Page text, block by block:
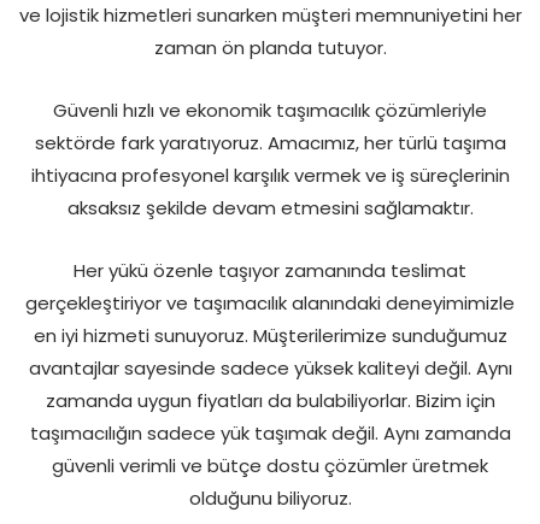
ve lojistik hizmetleri sunarken müşteri memnuniyetini her
zaman ön planda tutuyor.
Güvenli hızlı ve ekonomik taşımacılık çözümleriyle
sektörde fark yaratıyoruz. Amacımız, her türlü taşıma
ihtiyacına profesyonel karşılık vermek ve iş süreçlerinin
aksaksız şekilde devam etmesini sağlamaktır.
Her yükü özenle taşıyor zamanında teslimat
gerçekleştiriyor ve taşımacılık alanındaki deneyimimizle
en iyi hizmeti sunuyoruz. Müşterilerimize sunduğumuz
avantajlar sayesinde sadece yüksek kaliteyi değil. Aynı
zamanda uygun fiyatları da bulabiliyorlar. Bizim için
taşımacılığın sadece yük taşımak değil. Aynı zamanda
güvenli verimli ve bütçe dostu çözümler üretmek
olduğunu biliyoruz.